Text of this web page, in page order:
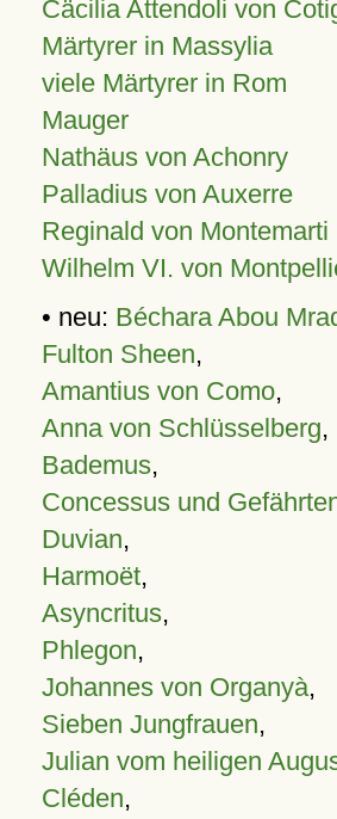
Cäcilia Attendoli von
Märtyrer in Massylia
viele Märtyrer in Rom
Mauger
Nathäus von Achonry
Palladius von Auxerre
Reginald von Montemarti
Wilhelm VI. von
• neu: Béchara Abou
Fulton Sheen,
Amantius von Como,
Anna von Schlüsselberg,
Bademus,
Concessus und
Duvian,
Harmoët,
Asyncritus,
Phlegon,
Johannes von Organyà,
Sieben Jungfrauen,
Julian vom heiligen
Cléden,